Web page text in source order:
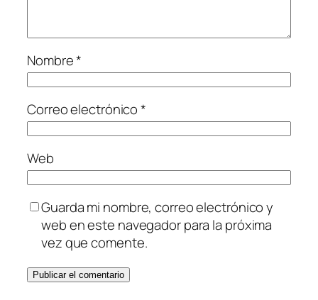
Nombre*
Correo electrónico*
Web
Guarda mi nombre, correo electrónico y
web en este navegador para la próxima
vez que comente.